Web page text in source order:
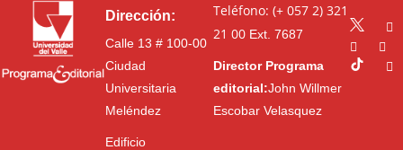
Dirección:
Calle 13 # 100-00
Ciudad
Universitaria
Meléndez
Edificio
Teléfono: (+ 057 2) 321
21 00Ext. 7687
Director Programa
editorial:John Willmer
Escobar Velasquez